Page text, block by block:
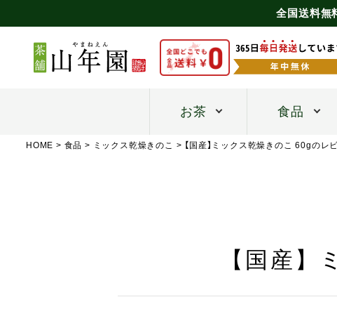
全国送料無
お茶 食品
HOME 食品 ミックス乾燥きのこ 【国産】ミックス乾燥きのこ 60gのレ
【国産